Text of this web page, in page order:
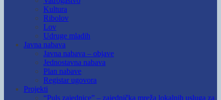
Kultura
Ribolov
Lov
Udruge mladih
Javna nabava
Javna nabava – objave
Jednostavna nabava
Plan nabave
Registar ugovora
Projekti
“Puls zajednice” – zajednička mreža lokalnih usluga za